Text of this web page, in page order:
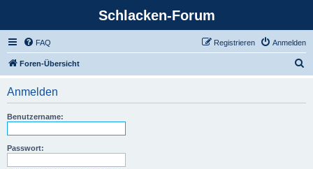
Schlacken-Forum
FAQ Anmelden
Registrieren
Foren-Übersicht
Anmelden
Benutzername:
Passwort: